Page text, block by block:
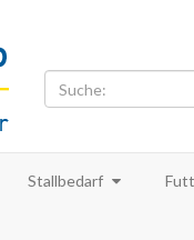
Stallbedarf